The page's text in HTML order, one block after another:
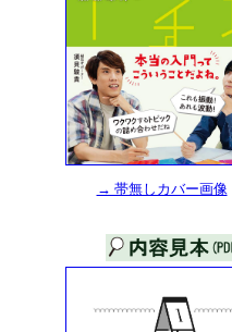
→ 帯無しカバー画像